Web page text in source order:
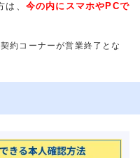
、 今の内にスマホやPCで
約コーナーが営業終了とな